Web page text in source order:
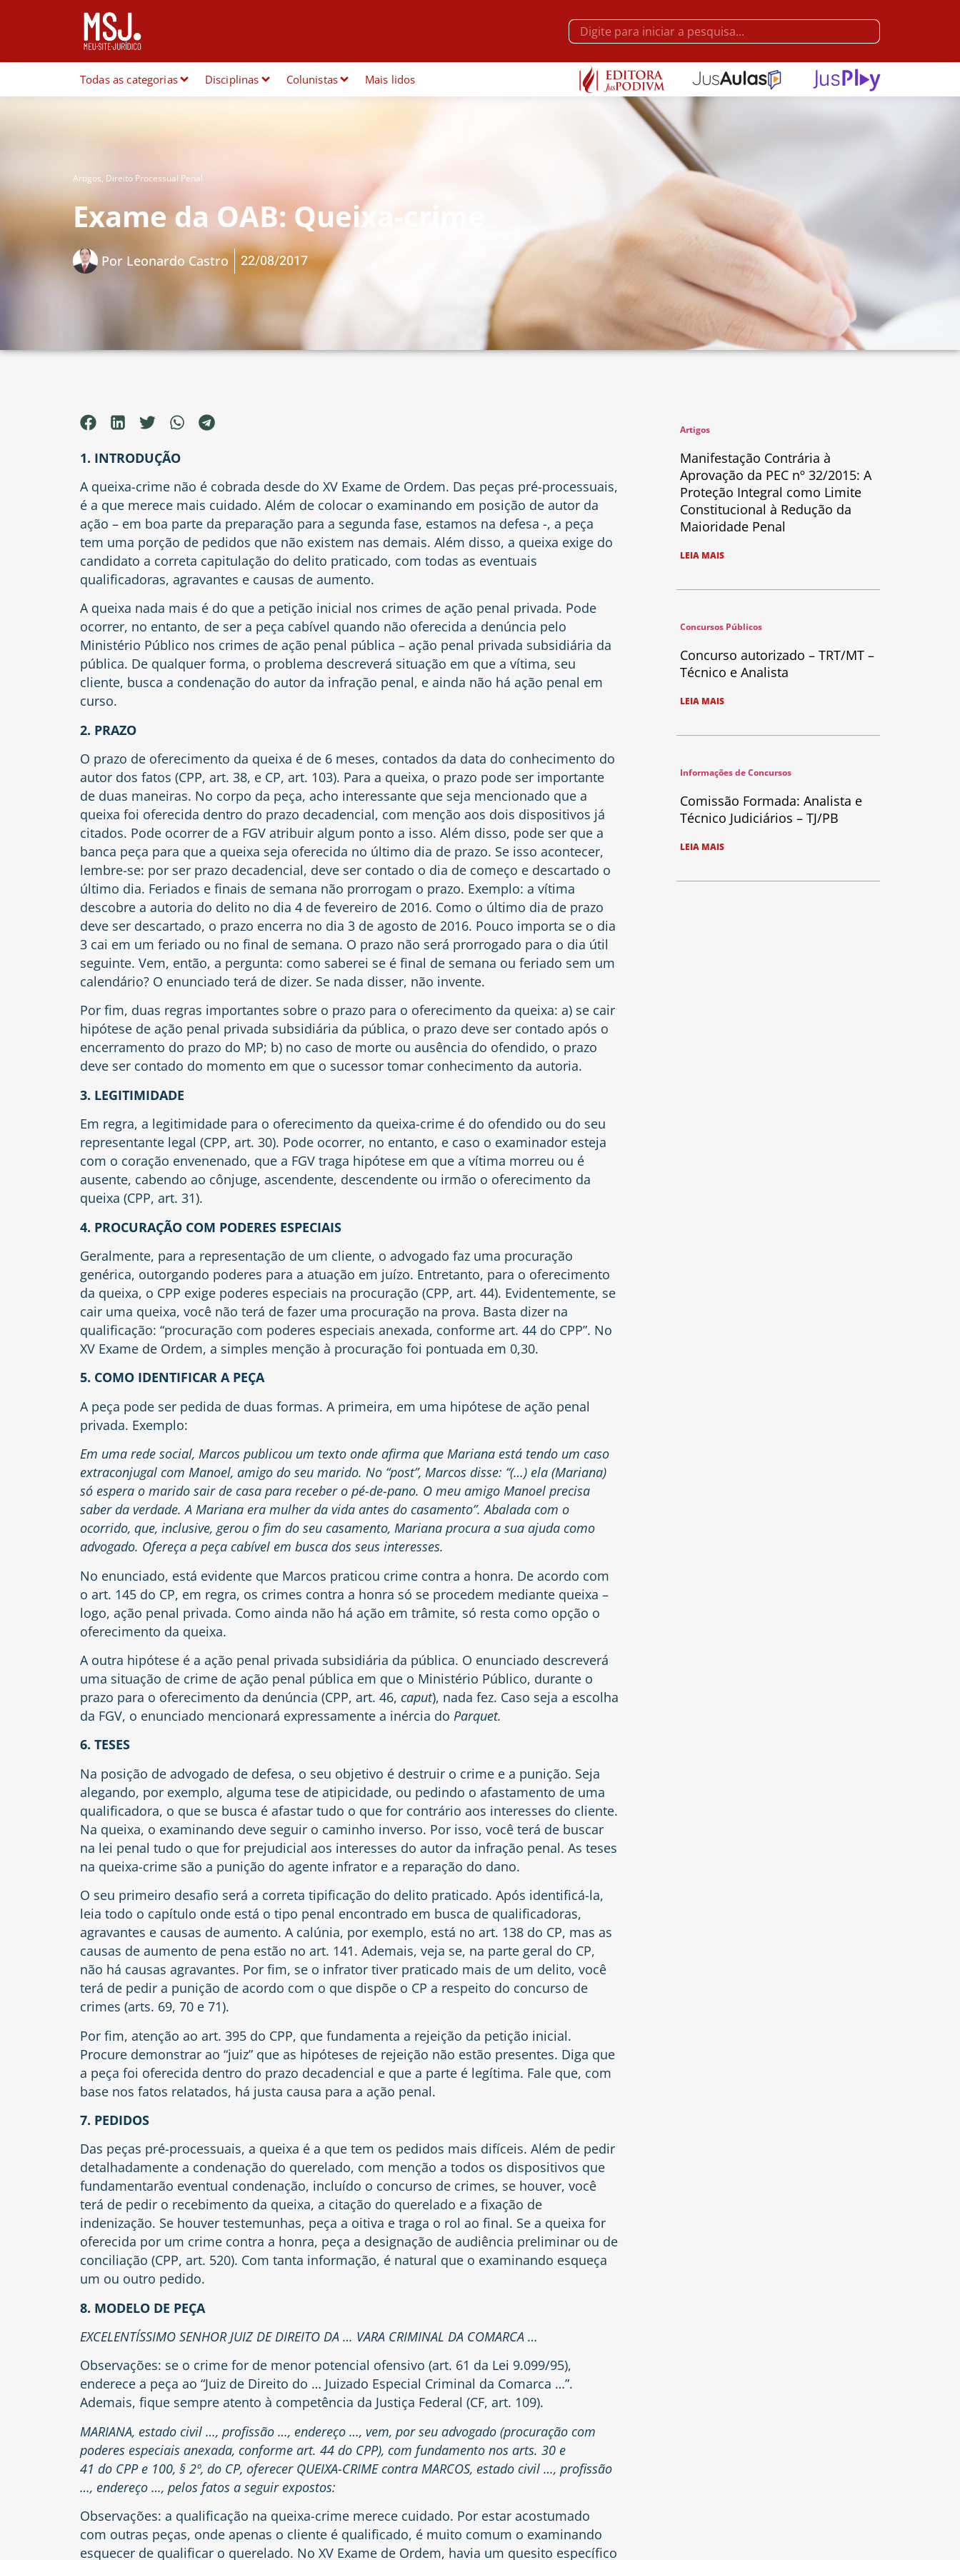
Todas as categorias Disciplinas Colunistas Mais lidos
Artigos, Direito Processual Penal
Exame da OAB: Queixa-crime
Por Leonardo Castro 22/08/2017
1. INTRODUÇÃO
A queixa-crime não é cobrada desde do XV Exame de Ordem. Das peças pré-processuais,
é a que merece mais cuidado. Além de colocar o examinando em posição de autor da
ação – em boa parte da preparação para a segunda fase, estamos na defesa -, a peça
tem uma porção de pedidos que não existem nas demais. Além disso, a queixa exige do
candidato a correta capitulação do delito praticado, com todas as eventuais
qualificadoras, agravantes e causas de aumento.
A queixa nada mais é do que a petição inicial nos crimes de ação penal privada. Pode
ocorrer, no entanto, de ser a peça cabível quando não oferecida a denúncia pelo
Ministério Público nos crimes de ação penal pública – ação penal privada subsidiária da
pública. De qualquer forma, o problema descreverá situação em que a vítima, seu
cliente, busca a condenação do autor da infração penal, e ainda não há ação penal em
curso.
2. PRAZO
O prazo de oferecimento da queixa é de 6 meses, contados da data do conhecimento do
autor dos fatos (CPP, art. 38, e CP, art. 103). Para a queixa, o prazo pode ser importante
de duas maneiras. No corpo da peça, acho interessante que seja mencionado que a
queixa foi oferecida dentro do prazo decadencial, com menção aos dois dispositivos já
citados. Pode ocorrer de a FGV atribuir algum ponto a isso. Além disso, pode ser que a
banca peça para que a queixa seja oferecida no último dia de prazo. Se isso acontecer,
lembre-se: por ser prazo decadencial, deve ser contado o dia de começo e descartado o
último dia. Feriados e finais de semana não prorrogam o prazo. Exemplo: a vítima
descobre a autoria do delito no dia 4 de fevereiro de 2016. Como o último dia de prazo
deve ser descartado, o prazo encerra no dia 3 de agosto de 2016. Pouco importa se o dia
3 cai em um feriado ou no final de semana. O prazo não será prorrogado para o dia útil
seguinte. Vem, então, a pergunta: como saberei se é final de semana ou feriado sem um
calendário? O enunciado terá de dizer. Se nada disser, não invente.
Por fim, duas regras importantes sobre o prazo para o oferecimento da queixa: a) se cair
hipótese de ação penal privada subsidiária da pública, o prazo deve ser contado após o
encerramento do prazo do MP; b) no caso de morte ou ausência do ofendido, o prazo
deve ser contado do momento em que o sucessor tomar conhecimento da autoria.
3. LEGITIMIDADE
Em regra, a legitimidade para o oferecimento da queixa-crime é do ofendido ou do seu
representante legal (CPP, art. 30). Pode ocorrer, no entanto, e caso o examinador esteja
com o coração envenenado, que a FGV traga hipótese em que a vítima morreu ou é
ausente, cabendo ao cônjuge, ascendente, descendente ou irmão o oferecimento da
queixa (CPP, art. 31).
4. PROCURAÇÃO COM PODERES ESPECIAIS
Geralmente, para a representação de um cliente, o advogado faz uma procuração
genérica, outorgando poderes para a atuação em juízo. Entretanto, para o oferecimento
da queixa, o CPP exige poderes especiais na procuração (CPP, art. 44). Evidentemente, se
cair uma queixa, você não terá de fazer uma procuração na prova. Basta dizer na
qualificação: “procuração com poderes especiais anexada, conforme art. 44 do CPP”. No
XV Exame de Ordem, a simples menção à procuração foi pontuada em 0,30.
5. COMO IDENTIFICAR A PEÇA
A peça pode ser pedida de duas formas. A primeira, em uma hipótese de ação penal
privada. Exemplo:
Em uma rede social, Marcos publicou um texto onde afirma que Mariana está tendo um caso
extraconjugal com Manoel, amigo do seu marido. No “post”, Marcos disse: “(…) ela (Mariana)
só espera o marido sair de casa para receber o pé-de-pano. O meu amigo Manoel precisa
saber da verdade. A Mariana era mulher da vida antes do casamento”. Abalada com o
ocorrido, que, inclusive, gerou o fim do seu casamento, Mariana procura a sua ajuda como
advogado. Ofereça a peça cabível em busca dos seus interesses.
No enunciado, está evidente que Marcos praticou crime contra a honra. De acordo com
o art. 145 do CP, em regra, os crimes contra a honra só se procedem mediante queixa –
logo, ação penal privada. Como ainda não há ação em trâmite, só resta como opção o
oferecimento da queixa.
A outra hipótese é a ação penal privada subsidiária da pública. O enunciado descreverá
uma situação de crime de ação penal pública em que o Ministério Público, durante o
prazo para o oferecimento da denúncia (CPP, art. 46, caput), nada fez. Caso seja a escolha
da FGV, o enunciado mencionará expressamente a inércia do Parquet.
6. TESES
Na posição de advogado de defesa, o seu objetivo é destruir o crime e a punição. Seja
alegando, por exemplo, alguma tese de atipicidade, ou pedindo o afastamento de uma
qualificadora, o que se busca é afastar tudo o que for contrário aos interesses do cliente.
Na queixa, o examinando deve seguir o caminho inverso. Por isso, você terá de buscar
na lei penal tudo o que for prejudicial aos interesses do autor da infração penal. As teses
na queixa-crime são a punição do agente infrator e a reparação do dano.
O seu primeiro desafio será a correta tipificação do delito praticado. Após identificá-la,
leia todo o capítulo onde está o tipo penal encontrado em busca de qualificadoras,
agravantes e causas de aumento. A calúnia, por exemplo, está no art. 138 do CP, mas as
causas de aumento de pena estão no art. 141. Ademais, veja se, na parte geral do CP,
não há causas agravantes. Por fim, se o infrator tiver praticado mais de um delito, você
terá de pedir a punição de acordo com o que dispõe o CP a respeito do concurso de
crimes (arts. 69, 70 e 71).
Por fim, atenção ao art. 395 do CPP, que fundamenta a rejeição da petição inicial.
Procure demonstrar ao “juiz” que as hipóteses de rejeição não estão presentes. Diga que
a peça foi oferecida dentro do prazo decadencial e que a parte é legítima. Fale que, com
base nos fatos relatados, há justa causa para a ação penal.
7. PEDIDOS
Das peças pré-processuais, a queixa é a que tem os pedidos mais difíceis. Além de pedir
detalhadamente a condenação do querelado, com menção a todos os dispositivos que
fundamentarão eventual condenação, incluído o concurso de crimes, se houver, você
terá de pedir o recebimento da queixa, a citação do querelado e a fixação de
indenização. Se houver testemunhas, peça a oitiva e traga o rol ao final. Se a queixa for
oferecida por um crime contra a honra, peça a designação de audiência preliminar ou de
conciliação (CPP, art. 520). Com tanta informação, é natural que o examinando esqueça
um ou outro pedido.
8. MODELO DE PEÇA
EXCELENTÍSSIMO SENHOR JUIZ DE DIREITO DA … VARA CRIMINAL DA COMARCA …
Observações: se o crime for de menor potencial ofensivo (art. 61 da Lei 9.099/95),
enderece a peça ao “Juiz de Direito do … Juizado Especial Criminal da Comarca …”.
Ademais, fique sempre atento à competência da Justiça Federal (CF, art. 109).
MARIANA, estado civil …, profissão …, endereço …, vem, por seu advogado (procuração com
poderes especiais anexada, conforme art. 44 do CPP), com fundamento nos arts. 30 e
41 do CPPe 100, § 2º, do CP, oferecer QUEIXA-CRIME contra MARCOS, estado civil …, profissão
…, endereço …, pelos fatos a seguir expostos:
Observações: a qualificação na queixa-crime merece cuidado. Por estar acostumado
com outras peças, onde apenas o cliente é qualificado, é muito comum o examinando
esquecer de qualificar o querelado. No XV Exame de Ordem, havia um quesito específico
Artigos
Manifestação Contrária à
Aprovação da PEC nº 32/2015: A
Proteção Integral como Limite
Constitucional à Redução da
Maioridade Penal
LEIA MAIS
Concursos Públicos
Concurso autorizado – TRT/MT –
Técnico e Analista
LEIA MAIS
Informações de Concursos
Comissão Formada: Analista e
Técnico Judiciários – TJ/PB
LEIA MAIS